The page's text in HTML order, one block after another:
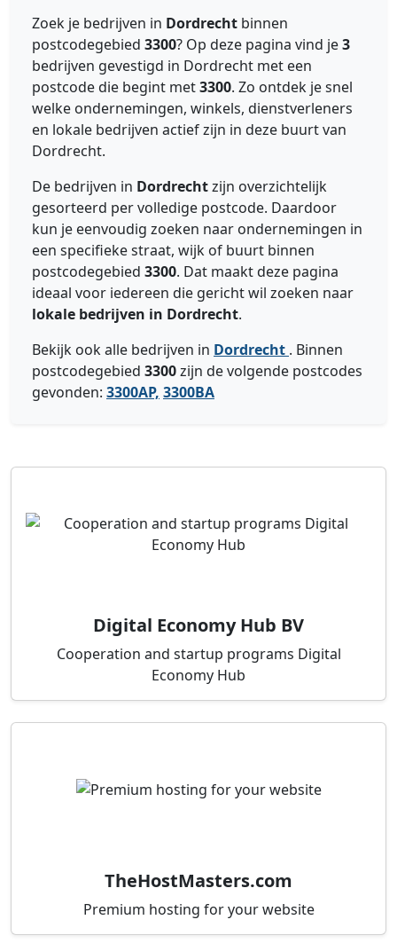
Zoek je bedrijven in Dordrecht binnen
postcodegebied 3300? Op deze pagina vind je3
bedrijven gevestigd in Dordrecht met een
postcode die begint met3300. Zo ontdek je snel
welke ondernemingen, winkels, dienstverleners
en lokale bedrijven actief zijn in deze buurt van
Dordrecht.
De bedrijven in Dordrechtzijn overzichtelijk
gesorteerd per volledige postcode. Daardoor
kun je eenvoudig zoeken naar ondernemingen in
een specifieke straat, wijk of buurt binnen
postcodegebied 3300. Dat maakt deze pagina
ideaal voor iedereen die gericht wil zoeken naar
lokale bedrijven in Dordrecht.
Bekijk ook alle bedrijven in Dordrecht . Binnen
postcodegebied 3300zijn de volgende postcodes
gevonden: 3300AP, 3300BA
Digital Economy Hub BV
Cooperation and startup programs Digital
Economy Hub
TheHostMasters.com
Premium hosting for your website